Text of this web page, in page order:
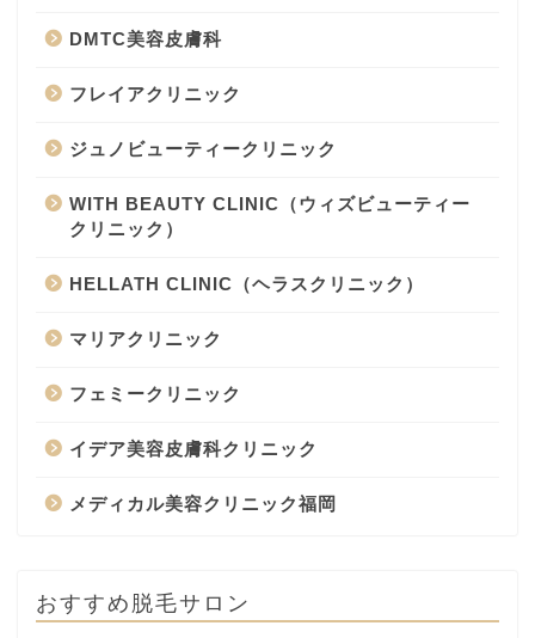
DMTC美容皮膚科
フレイアクリニック
ジュノビューティークリニック
WITH BEAUTY CLINIC（ウィズビューティー
クリニック）
HELLATH CLINIC（ヘラスクリニック）
マリアクリニック
フェミークリニック
イデア美容皮膚科クリニック
メディカル美容クリニック福岡
おすすめ脱毛サロン